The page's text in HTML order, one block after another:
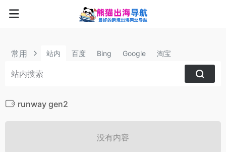
常用 站内 百度 Bing Google 淘宝
runway gen2
没有内容